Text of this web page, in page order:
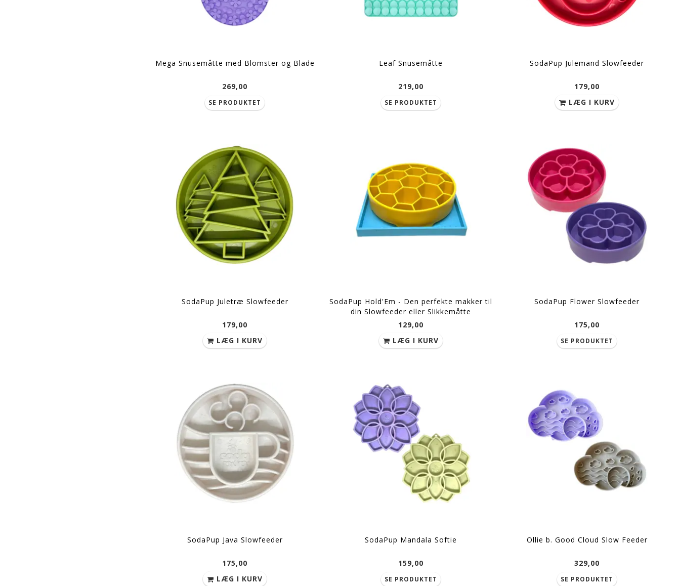
Mega Snusemåtte med Blomster og Blade
269,00
SE PRODUKTET
Leaf Snusemåtte
219,00
SE PRODUKTET
SodaPup Julemand Slowfeeder
179,00
LÆG I KURV
SodaPup Juletræ Slowfeeder
179,00
LÆG I KURV
SodaPup Hold'Em - Den perfekte makker til
din Slowfeeder eller Slikkemåtte
129,00
LÆG I KURV
SodaPup Flower Slowfeeder
175,00
SE PRODUKTET
SodaPup Java Slowfeeder
175,00
LÆG I KURV
SodaPup Mandala Softie
159,00
SE PRODUKTET
Ollie b. Good Cloud Slow Feeder
329,00
SE PRODUKTET